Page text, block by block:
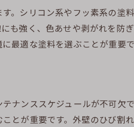
。シリコン系やフッ素系の塗
も強く、色あせや剥がれを防
最適な塗料を選ぶことが重要で
ナンススケジュールが不可欠
とが重要です。外壁のひび割